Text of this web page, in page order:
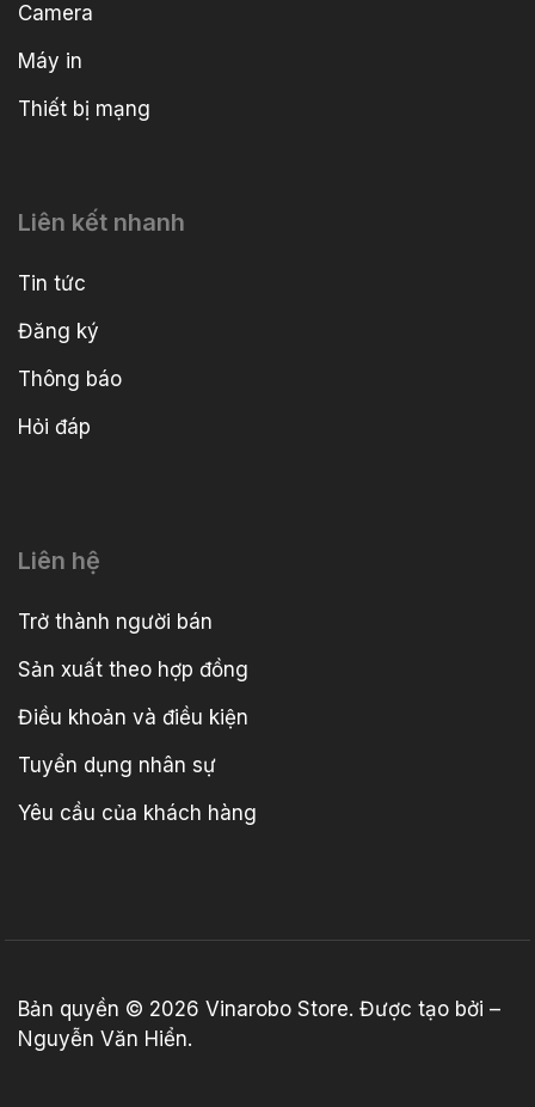
Camera
Máy in
Thiết bị mạng
Liên kết nhanh
Tin tức
Đăng ký
Thông báo
Hỏi đáp
Liên hệ
Trở thành người bán
Sản xuất theo hợp đồng
Điều khoản và điều kiện
Tuyển dụng nhân sự
Yêu cầu của khách hàng
Bản quyền © 2026 Vinarobo Store. Được tạo bởi –
Nguyễn Văn Hiển.